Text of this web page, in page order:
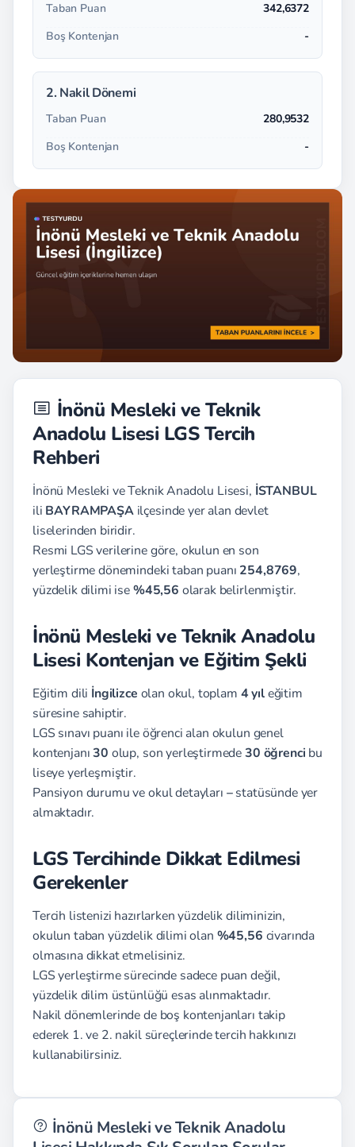
Taban Puan
342,6372
Boş Kontenjan
-
2. Nakil Dönemi
Taban Puan
280,9532
Boş Kontenjan
-
İnönü Mesleki ve Teknik
Anadolu Lisesi LGS Tercih
Rehberi
İnönü Mesleki ve Teknik Anadolu Lisesi, İSTANBUL
ili BAYRAMPAŞAilçesinde yer alan devlet
liselerinden biridir.
Resmi LGS verilerine göre, okulun en son
yerleştirme dönemindeki taban puanı 254,8769,
yüzdelik dilimi ise%45,56 olarak belirlenmiştir.
İnönü Mesleki ve Teknik Anadolu
Lisesi Kontenjan ve Eğitim Şekli
Eğitim dili İngilizce olan okul, toplam 4 yıleğitim
süresine sahiptir.
LGS sınavı puanı ile öğrenci alan okulun genel
kontenjanı30 olup, son yerleştirmede30 öğrenci bu
liseye yerleşmiştir.
Pansiyon durumu ve okul detayları –statüsünde yer
almaktadır.
LGS Tercihinde Dikkat Edilmesi
Gerekenler
Tercih listenizi hazırlarken yüzdelik diliminizin,
okulun taban yüzdelik dilimi olan %45,56 civarında
olmasına dikkat etmelisiniz.
LGS yerleştirme sürecinde sadece puan değil,
yüzdelik dilim üstünlüğü esas alınmaktadır.
Nakil dönemlerinde de boş kontenjanları takip
ederek 1. ve 2. nakil süreçlerinde tercih hakkınızı
kullanabilirsiniz.
İnönü Mesleki ve Teknik Anadolu